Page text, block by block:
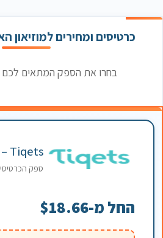
כרטיסים ומחירים למוזיאון
בחרו את הספק המתאים לכם
Tiqets – המומלץ שלנו
ספק
החל מ-$18.66